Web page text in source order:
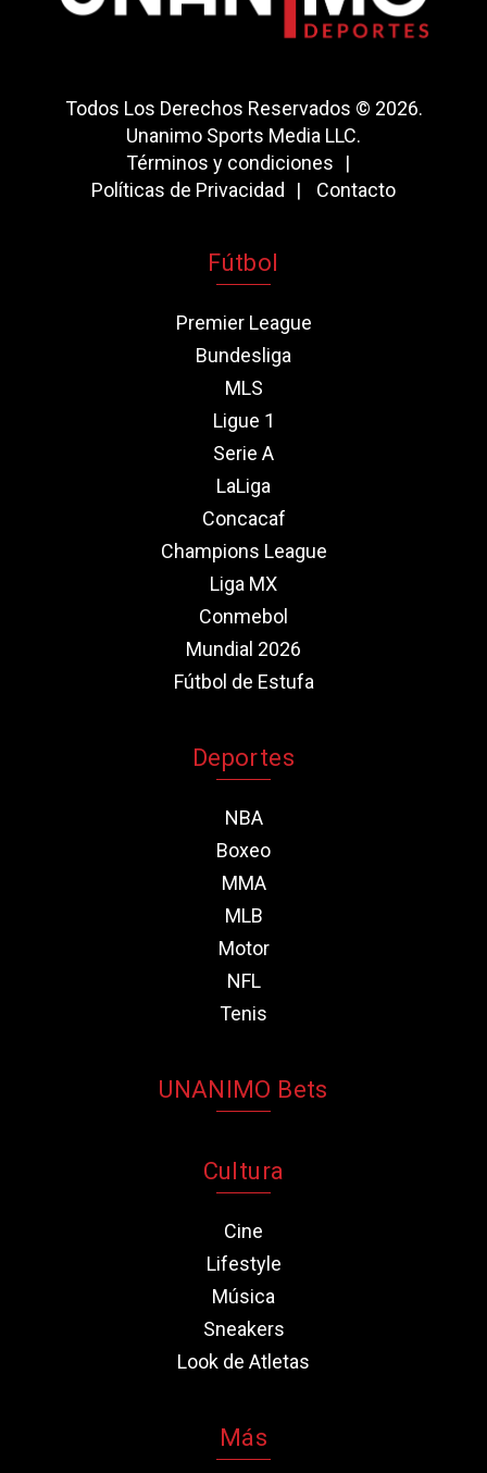
Todos Los Derechos Reservados © 2026.
Unanimo Sports Media LLC.
Términos y condiciones
Políticas de Privacidad
Contacto
Fútbol
Premier League
Bundesliga
MLS
Ligue 1
Serie A
LaLiga
Concacaf
Champions League
Liga MX
Conmebol
Mundial 2026
Fútbol de Estufa
Deportes
NBA
Boxeo
MMA
MLB
Motor
NFL
Tenis
UNANIMO Bets
Cultura
Cine
Lifestyle
Música
Sneakers
Look de Atletas
Más